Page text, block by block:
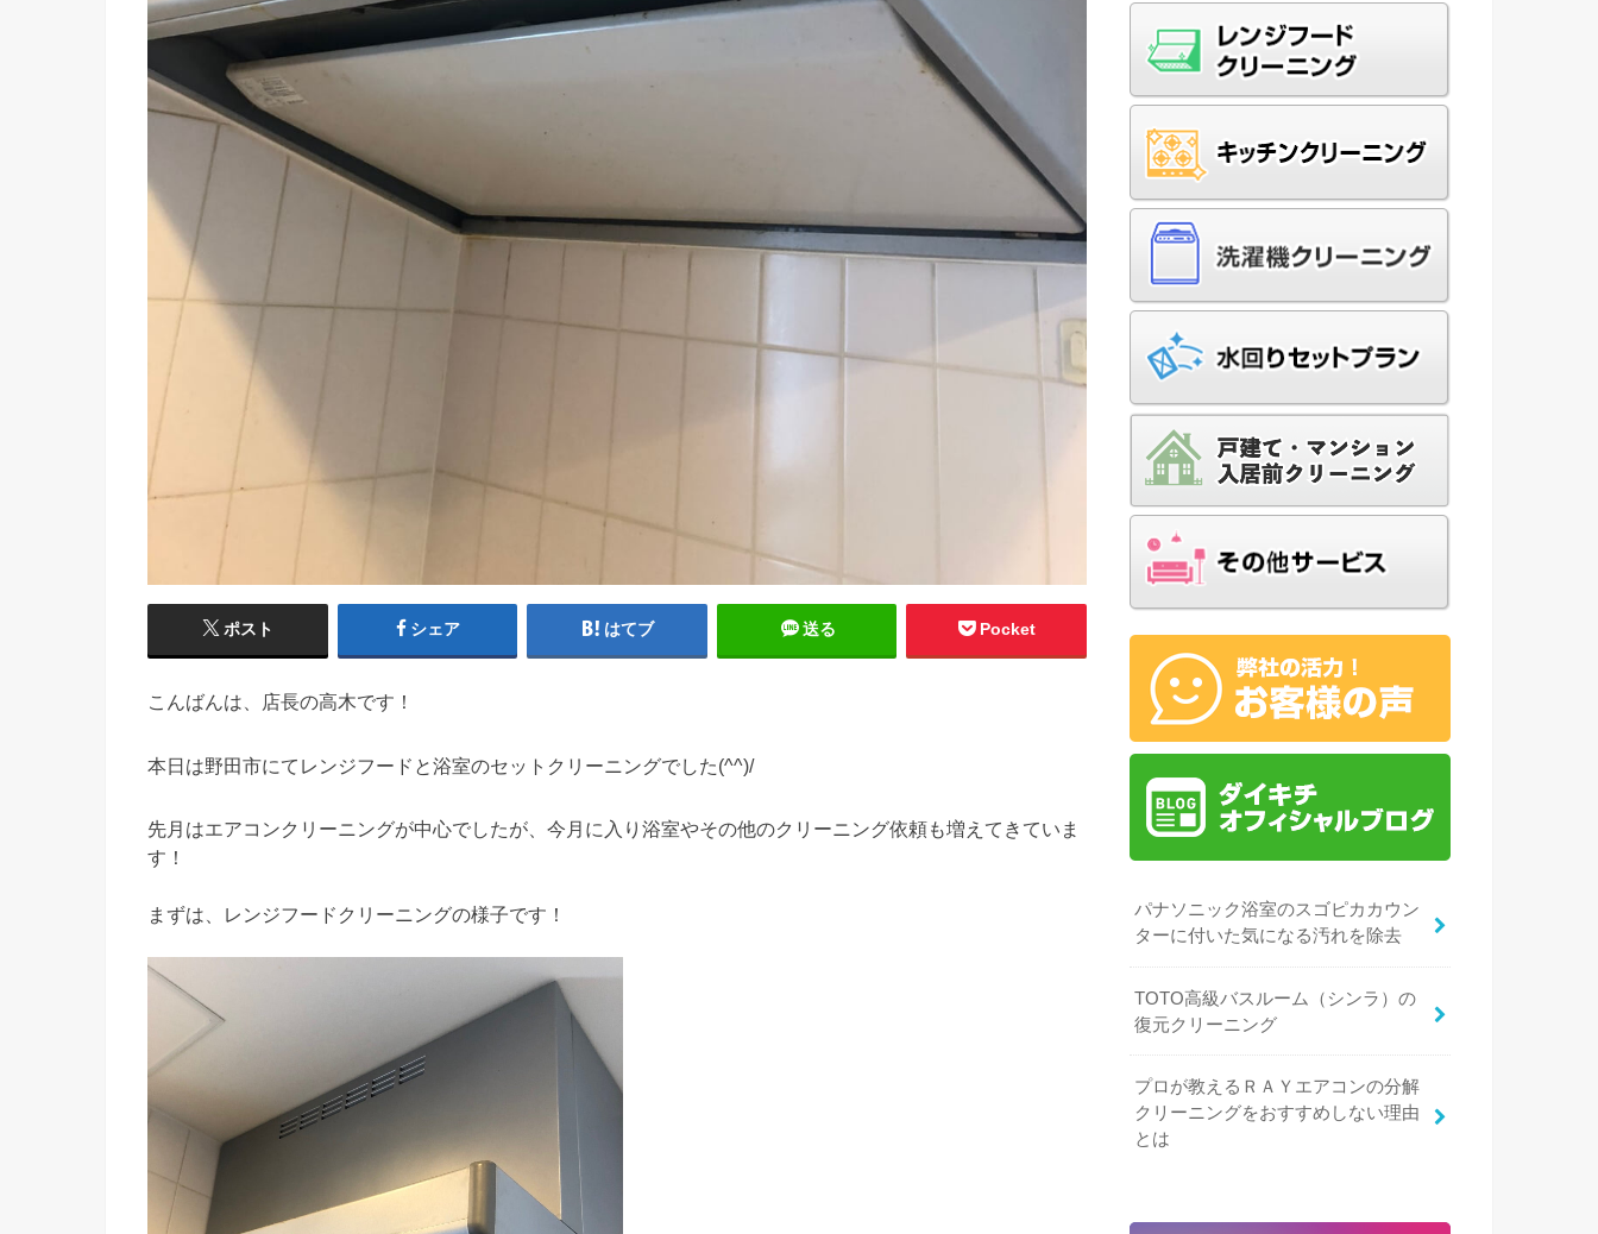
ポスト シェア はてブ 送る Pocket
こんばんは、店長の高木です！
本日は野田市にてレンジフードと浴室のセットクリーニングでした(^^)/
先月はエアコンクリーニングが中心でしたが、今月に入り浴室やその他のクリーニング依頼も増えてきていま
す！
まずは、レンジフードクリーニングの様子です！
パナソニック浴室のスゴピカカウン
ターに付いた気になる汚れを除去
TOTO高級バスルーム（シンラ）の
復元クリーニング
プロが教えるＲＡＹエアコンの分解
クリーニングをおすすめしない理由
とは